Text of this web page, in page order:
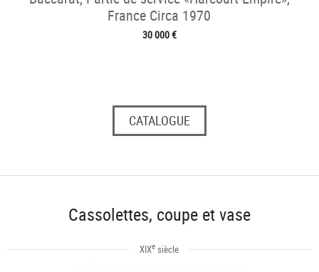
France Circa 1970
30 000 €
CATALOGUE
Cassolettes, coupe et vase
XIXe siècle